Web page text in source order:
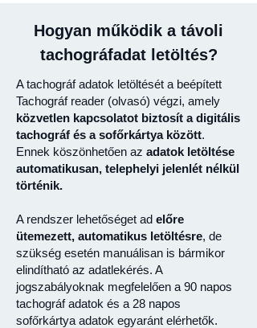
Hogyan működik a távoli
tachográfadat letöltés?
A tachográf adatok letöltését a beépített
Tachográf reader (olvasó) végzi, amely
közvetlen kapcsolatot biztosít a digitális
tachográf és a sofőrkártya között.
Ennek köszönhetően az adatok letöltése
automatikusan, telephelyi jelenlét nélkül
történik.
A rendszer lehetőséget ad előre
ütemezett, automatikus letöltésre, de
szükség esetén manuálisan is bármikor
elindítható az adatlekérés. A
jogszabályoknak megfelelően a 90 napos
tachográf adatok és a 28 napos
sofőrkártya adatok egyaránt elérhetők.